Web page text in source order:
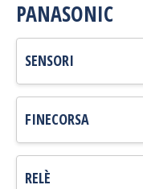
PANASONIC
SENSORI
FINECORSA
RELÈ